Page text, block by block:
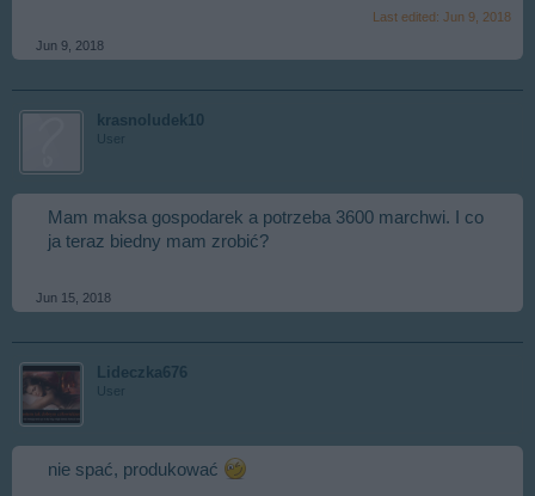
Last edited: Jun 9, 2018
Jun 9, 2018
krasnoludek10
User
Mam maksa gospodarek a potrzeba 3600 marchwi. I co
ja teraz biedny mam zrobić?
Jun 15, 2018
Lideczka676
User
nie spać, produkować